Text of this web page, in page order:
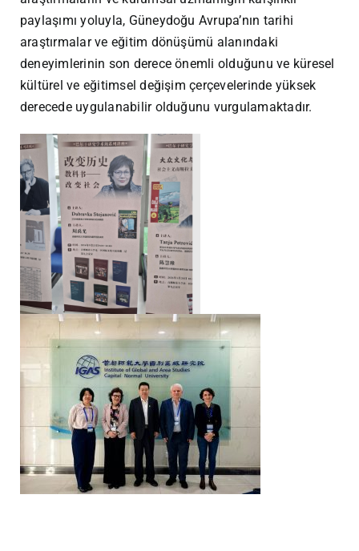
paylaşımı yoluyla, Güneydoğu Avrupa’nın tarihi
araştırmalar ve eğitim dönüşümü alanındaki
deneyimlerinin son derece önemli olduğunu ve küresel
kültürel ve eğitimsel değişim çerçevelerinde yüksek
derecede uygulanabilir olduğunu vurgulamaktadır.